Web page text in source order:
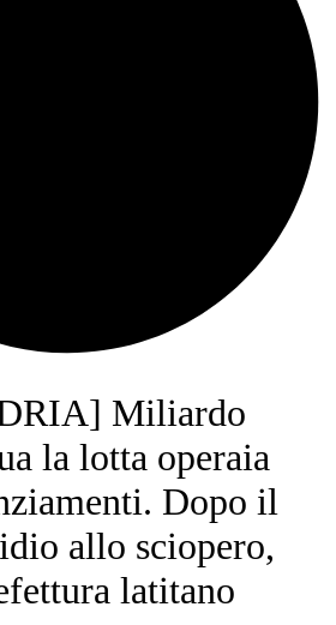
Miliardo
la lotta operaia
Dopo il
allo sciopero,
latitano